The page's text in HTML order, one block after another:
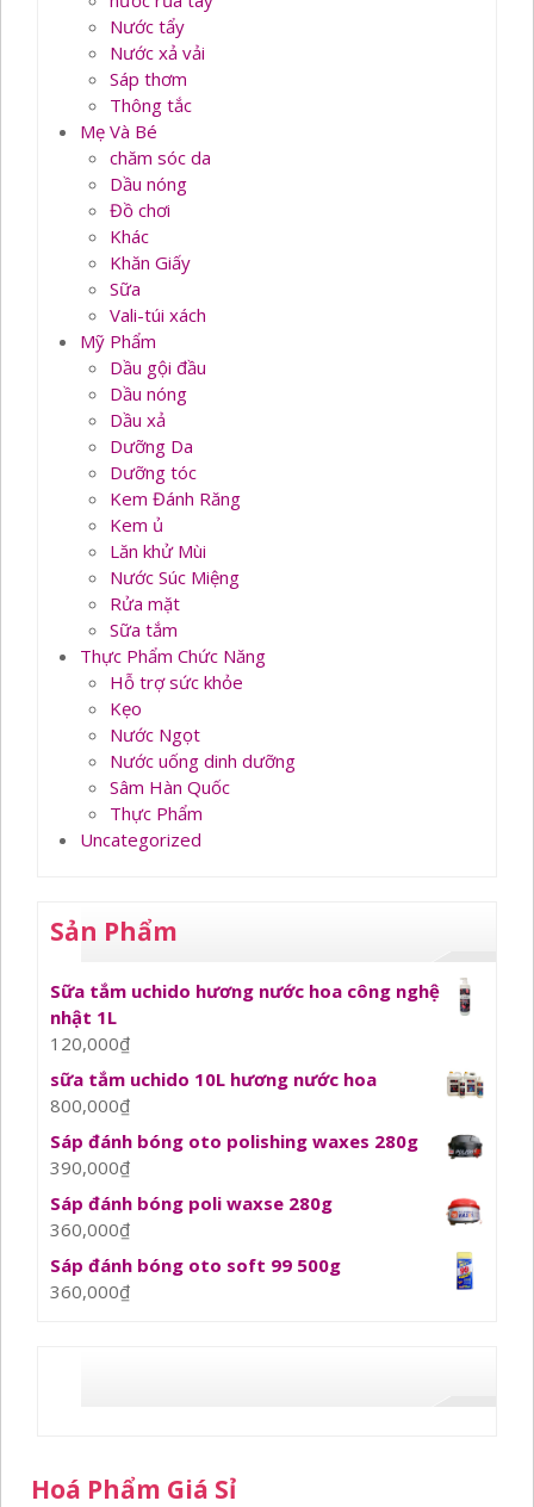
Nước tẩy
Nước xả vải
Sáp thơm
Thông tắc
Mẹ Và Bé
chăm sóc da
Dầu nóng
Đồ chơi
Khác
Khăn Giấy
Sữa
Vali-túi xách
Mỹ Phẩm
Dầu gội đầu
Dầu nóng
Dầu xả
Dưỡng Da
Dưỡng tóc
Kem Đánh Răng
Kem ủ
Lăn khử Mùi
Nước Súc Miệng
Rửa mặt
Sữa tắm
Thực Phẩm Chức Năng
Hỗ trợ sức khỏe
Kẹo
Nước Ngọt
Nước uống dinh dưỡng
Sâm Hàn Quốc
Thực Phẩm
Uncategorized
Sản Phẩm
Sữa tắm uchido hương nước hoa công nghệ
nhật 1L
120,000₫
sữa tắm uchido 10L hương nước hoa
800,000₫
Sáp đánh bóng oto polishing waxes 280g
390,000₫
Sáp đánh bóng poli waxse 280g
360,000₫
Sáp đánh bóng oto soft 99 500g
360,000₫
Hoá Phẩm Giá Sỉ